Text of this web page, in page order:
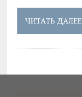
ЧИТАТЬ ДАЛЕЕ